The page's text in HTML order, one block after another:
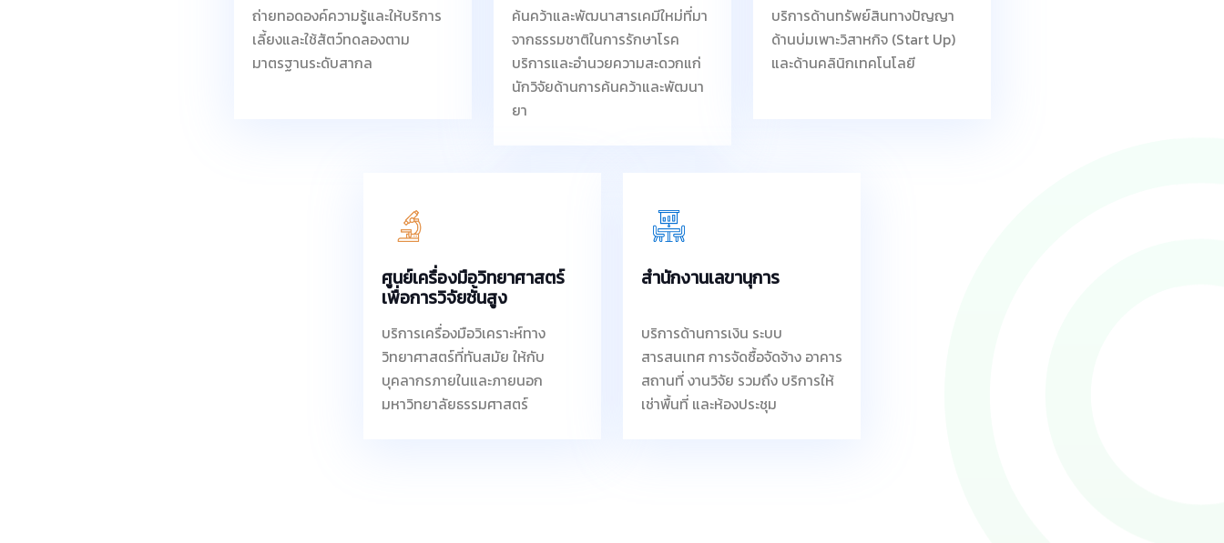
ถ่ายทอดองค์ความรู้และให้บริการ
เลี้ยงและใช้สัตว์ทดลองตาม
มาตรฐานระดับสากล
ค้นคว้าและพัฒนาสารเคมีใหม่ที่มา
จากธรรมชาติในการรักษาโรค
บริการและอำนวยความสะดวกแก่
นักวิจัยด้านการค้นคว้าและพัฒนา
ยา
บริการด้านทรัพย์สินทางปัญญา
ด้านบ่มเพาะวิสาหกิจ (Start Up)
และด้านคลินิกเทคโนโลยี
ศูนย์เครื่องมือวิทยาศาสตร์
เพื่อการวิจัยชั้นสูง
บริการเครื่องมือวิเคราะห์ทาง
วิทยาศาสตร์ที่ทันสมัย ให้กับ
บุคลากรภายในและภายนอก
มหาวิทยาลัยธรรมศาสตร์
สำนักงานเลขานุการ
บริการด้านการเงิน ระบบ
สารสนเทศ การจัดซื้อจัดจ้าง อาคาร
สถานที่ งานวิจัย รวมถึง บริการให้
เช่าพื้นที่ และห้องประชุม